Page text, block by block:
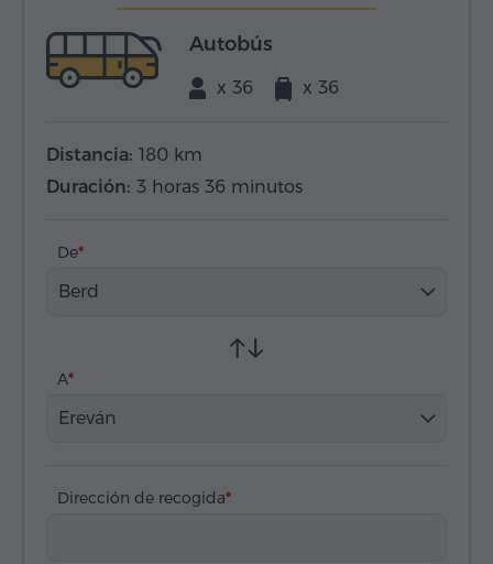
Autobús
x 36 x 36
Distancia: 180 km
Duración: 3 horas 36 minutos
De
Berd
A
Ereván
Dirección de recogida